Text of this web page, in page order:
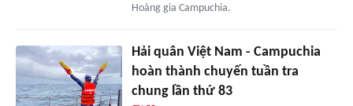
Hoàng gia Campuchia.
Hải quân Việt Nam - Campuchia
hoàn thành chuyến tuần tra
chung lần thứ 83